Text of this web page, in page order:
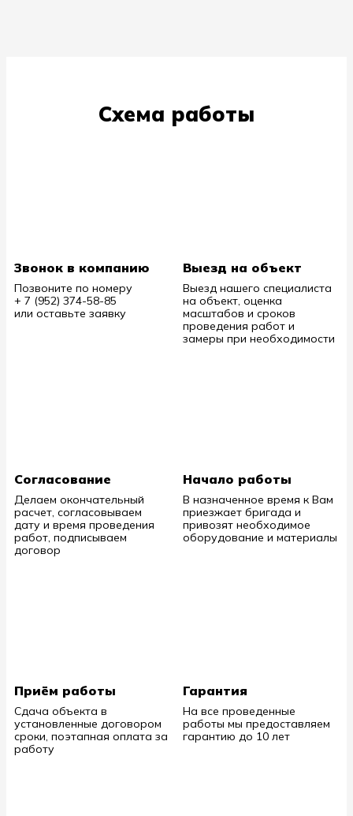
Схема работы
Звонок в компанию
Позвоните по номеру
+ 7 (952) 374-58-85
или оставьте заявку
Выезд на объект
Выезд нашего специалиста
на объект, оценка
масштабов и сроков
проведения работ и
замеры при необходимости
Согласование
Делаем окончательный
расчет, согласовываем
дату и время проведения
работ, подписываем
договор
Начало работы
В назначенное время к Вам
приезжает бригада и
привозят необходимое
оборудование и материалы
Приём работы
Сдача объекта в
установленные договором
сроки, поэтапная оплата за
работу
Гарантия
На все проведенные
работы мы предоставляем
гарантию до 10 лет